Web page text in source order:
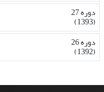
دوره 27
(1393)
دوره 26
(1392)